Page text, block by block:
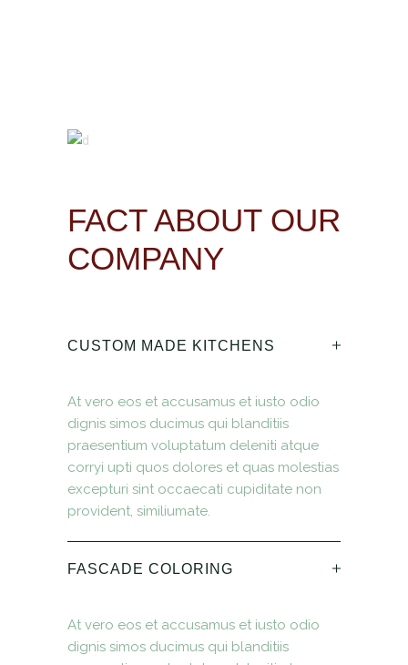
FACT ABOUT OUR
COMPANY
CUSTOM MADE KITCHENS
At vero eos et accusamus et iusto odio
dignis simos ducimus qui blanditiis
praesentium voluptatum deleniti atque
corryi upti quos dolores et quas molestias
excepturi sint occaecati cupiditate non
provident, similiumate.
FASCADE COLORING
At vero eos et accusamus et iusto odio
dignis simos ducimus qui blanditiis